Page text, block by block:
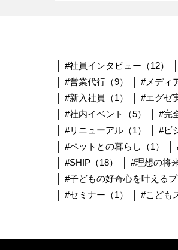
#社員インタビュー（12）
#営業代行（9）
#メディ
#新入社員（1）
#エグゼ
#社内イベント（5）
#完
#リニューアル（1）
#ビ
#ペットとの暮らし（1）
#SHIP（18）
#理想の将
#子どもの好奇心を叶えるプ
#セミナー（1）
#こども